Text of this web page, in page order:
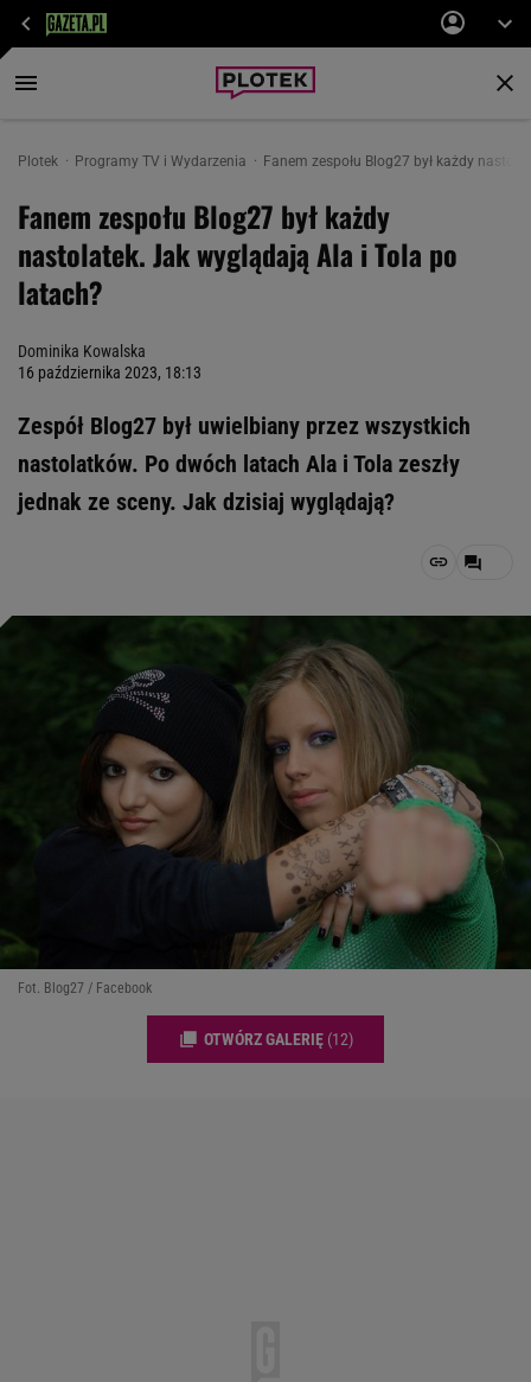
Plotek Programy TV i Wydarzenia Fanem zespołu Blog27 był każdy
Fanem zespołu Blog27 był każdy
nastolatek. Jak wyglądają Ala i Tola po
latach?
Dominika Kowalska
16 października 2023, 18:13
Zespół Blog27 był uwielbiany przez wszystkich
nastolatków. Po dwóch latach Ala i Tola zeszły
jednak ze sceny. Jak dzisiaj wyglądają?
Fot. Blog27 / Facebook
OTWÓRZ GALERIĘ (12)